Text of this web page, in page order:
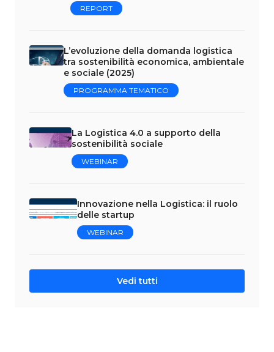
REPORT
L’evoluzione della domanda logistica
tra sostenibilità economica, ambientale
e sociale (2025)
PROGRAMMA TEMATICO
La Logistica 4.0 a supporto della
sostenibilità sociale
WEBINAR
Innovazione nella Logistica: il ruolo
delle startup
WEBINAR
Vedi tutti